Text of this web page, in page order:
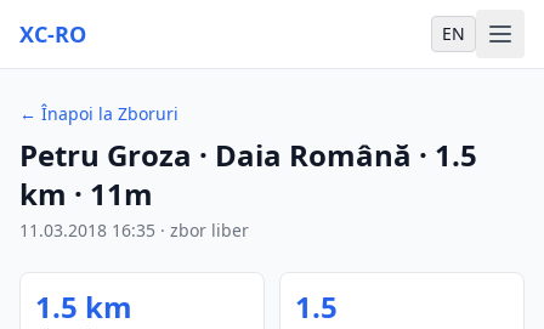
XC-RO EN
← Înapoi la Zboruri
Petru Groza · Daia Română · 1.5
km · 11m
11.03.2018 16:35 · zbor liber
1.5 km 1.5